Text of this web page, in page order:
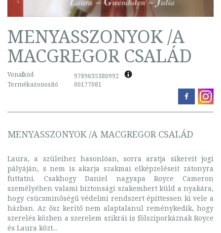
MENYASSZONYOK /A
MACGREGOR CSALÁD
Vonalkód
9789635380992
Termékazonosító
00177081
MENYASSZONYOK /A MACGREGOR CSALÁD
Laura, a szüleihez hasonlóan, sorra aratja sikereit jogi
pályáján, s nem is akarja szakmai elképzeléseit zátonyra
futtatni. Csakhogy Daniel nagyapa Royce Cameron
személyében valami biztonsági szakembert küld a nyakára,
hogy csúcsminőségű védelmi rendszert építtessen ki vele a
házban. Az ősz kerítő nem alaptalanul reménykedik, hogy
szerelés közben a szerelem szikrái is fölsziporkáznak Royce
és Laura közt...